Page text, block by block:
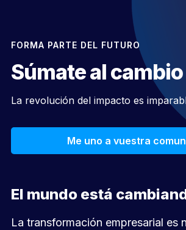
FORMA PARTE DEL FUTURO
Súmate al cambio
La revolución del impacto es
Me uno a vuestra
El mundo está
La transformación empresarial es